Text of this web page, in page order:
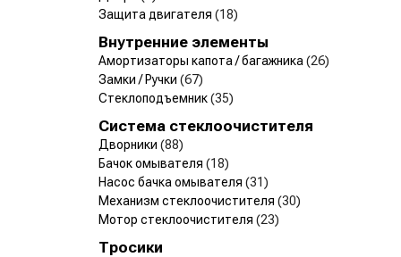
Защита двигателя (18)
Внутренние элементы
Амортизаторы капота / багажника (26)
Замки / Ручки (67)
Стеклоподъемник(35)
Система стеклоочистителя
Дворники (88)
Бачок омывателя (18)
Насос бачка омывателя (31)
Механизм стеклоочистителя (30)
Мотор стеклоочистителя (23)
Тросики